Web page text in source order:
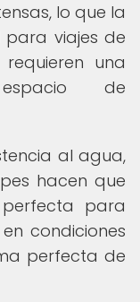
lo que la
para viajes de
una
de
al agua,
hacen que
perfecta para
condiciones
perfecta de